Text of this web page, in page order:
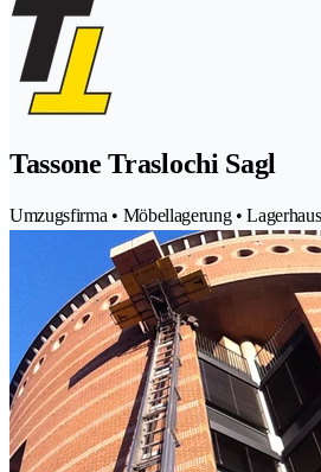
Tassone Traslochi Sagl
Umzugsfirma • Möbellagerung •